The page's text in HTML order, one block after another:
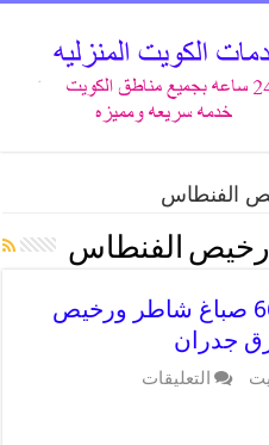
الفنطاس
رخيص الفنطاس
صباغ الفنطاس 66405052 صباغ شاطر ورخيص
جدران
التعليقات